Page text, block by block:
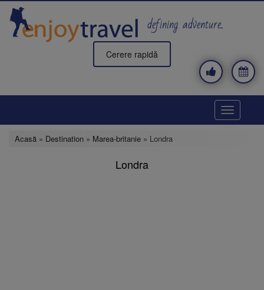
Mergi
conţinutul
principal
defining adventure..
Cerere rapidă
Toggle
Acasă » Destination » Marea-britanie » Londra
Londra